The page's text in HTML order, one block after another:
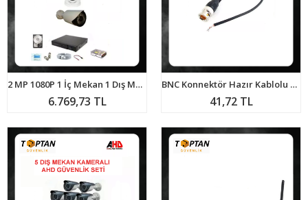
2 MP 1080P 1 İç Mekan 1 Dış Mekan Kameralı Ahd HDD DAHİL Güvenlik Seti ARNA-7522
6.769,73 TL
BNC Konnektör Hazır Kablolu ARNA-6105
41,72 TL